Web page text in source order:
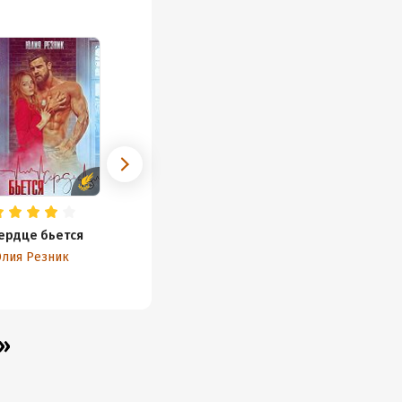
бьется
Резник